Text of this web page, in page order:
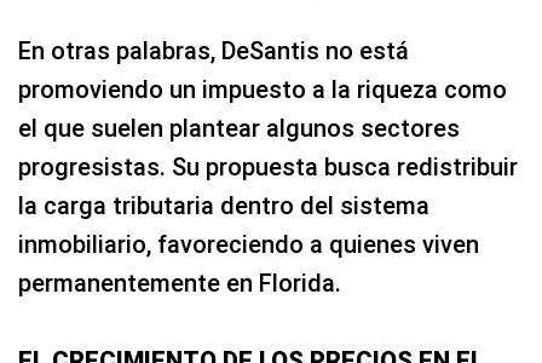
En otras palabras, DeSantis no está
promoviendo un impuesto a la riqueza como
el que suelen plantear algunos sectores
progresistas. Su propuesta busca redistribuir
la carga tributaria dentro del sistema
inmobiliario, favoreciendo a quienes viven
permanentemente en Florida.